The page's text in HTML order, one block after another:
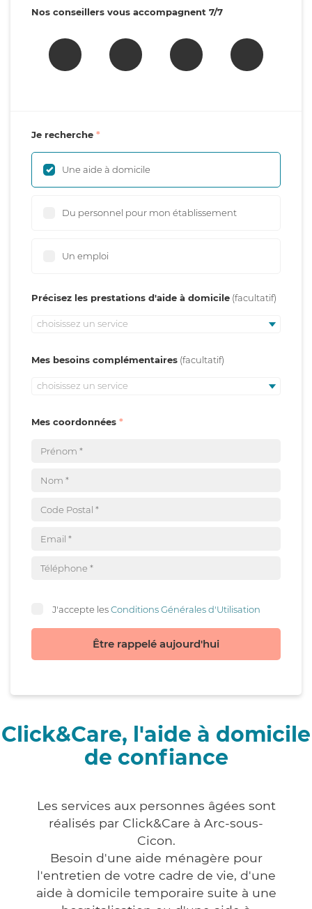
Nos conseillers vous accompagnent 7/7
Je recherche
Une aide à domicile
Du personnel pour mon établissement
Un emploi
Précisez les prestations d'aide à domicile
choisissez un service
Mes besoins complémentaires
choisissez un service
Mes coordonnées
J'accepte lesConditions Générales d'Utilisation
Être rappelé aujourd'hui
Click&Care, l'aide à domicile
de confiance
Les services aux personnes âgées sont
réalisés par Click&Care à Arc-sous-
Cicon.
Besoin d'une aide ménagère pour
l'entretien de votre cadre de vie, d'une
aide à domicile temporaire suite à une